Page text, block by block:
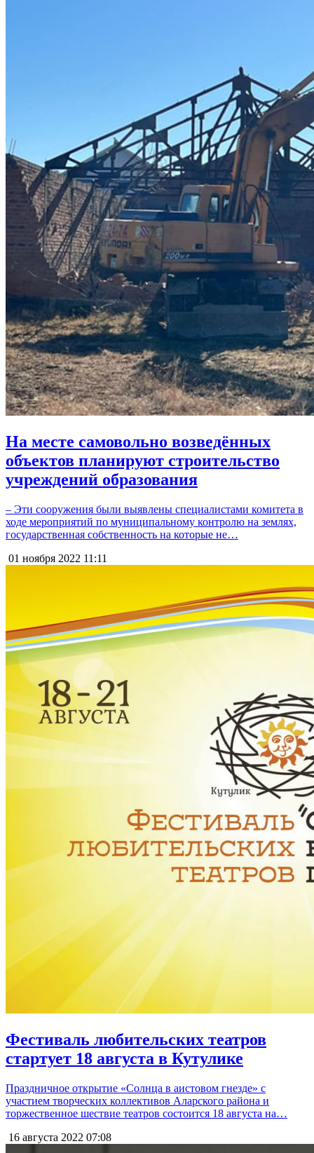
На месте самовольно возведённых
объектов планируют строительство
учреждений образования
– Эти сооружения были выявлены специалистами комитета в
ходе мероприятий по муниципальному контролю на землях,
государственная собственность на которые не…
01 ноября 2022 11:11
Фестиваль любительских театров
стартует 18 августа в Кутулике
Праздничное открытие «Солнца в аистовом гнезде» с
участием творческих коллективов Аларского района и
торжественное шествие театров состоится 18 августа на…
16 августа 2022 07:08